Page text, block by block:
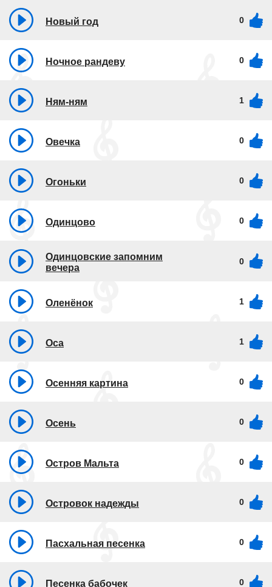
Новый год 0
Ночное рандеву 0
Ням-ням 1
Овечка 0
Огоньки 0
Одинцово 0
Одинцовские запомним
вечера
0
Оленёнок 1
Оса 1
Осенняя картина 0
Осень 0
Остров Мальта 0
Островок надежды 0
Пасхальная песенка 0
Песенка бабочек 0